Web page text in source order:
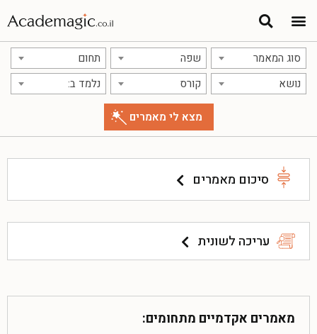
סוג המאמר שפה
תחום
נושא
קורס נלמד ב:
סיכום מאמרים
עריכה לשונית
מאמרים אקדמיים מתחומים: